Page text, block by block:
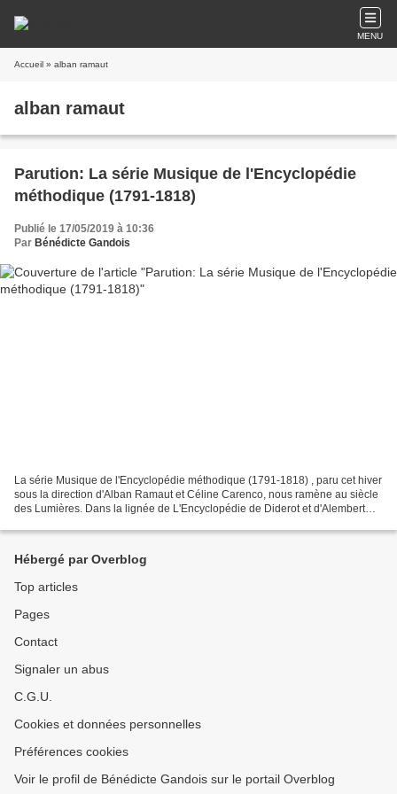
MENU
Accueil » alban ramaut
alban ramaut
Parution: La série Musique de l'Encyclopédie
méthodique (1791-1818)
Publié le 17/05/2019 à 10:36
Par Bénédicte Gandois
La série Musique de l'Encyclopédie méthodique (1791-1818) , paru cet hiver
sous la direction d'Alban Ramaut et Céline Carenco, nous ramène au siècle
des Lumières. Dans la lignée de L'Encyclopédie de Diderot et d'Alembert
Hébergé par Overblog
Top articles
Pages
Contact
Signaler un abus
C.G.U.
Cookies et données personnelles
Préférences cookies
Voir le profil de Bénédicte Gandois sur le portail Overblog